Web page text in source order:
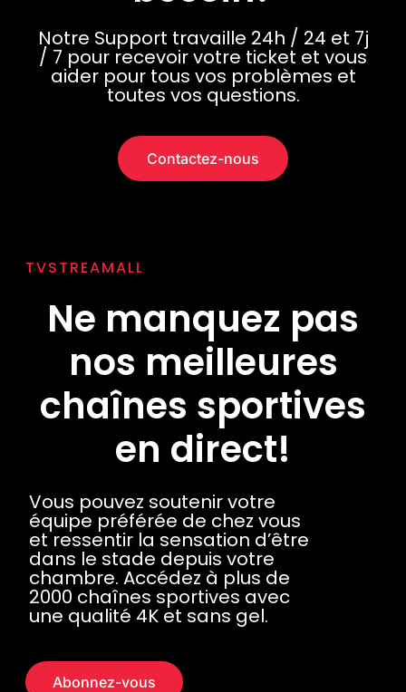
Notre Support travaille 24h / 24 et 7j
/ 7 pour recevoir votre ticket et vous
aider pour tous vos problèmes et
toutes vos questions.
Contactez-nous
TVSTREAMALL
Ne manquez pas
nos meilleures
chaînes sportives
en direct!
Vous pouvez soutenir votre
équipe préférée de chez vous
et ressentir la sensation d’être
dans le stade depuis votre
chambre. Accédez à plus de
2000 chaînes sportives avec
une qualité 4K et sans gel.
Abonnez-vous